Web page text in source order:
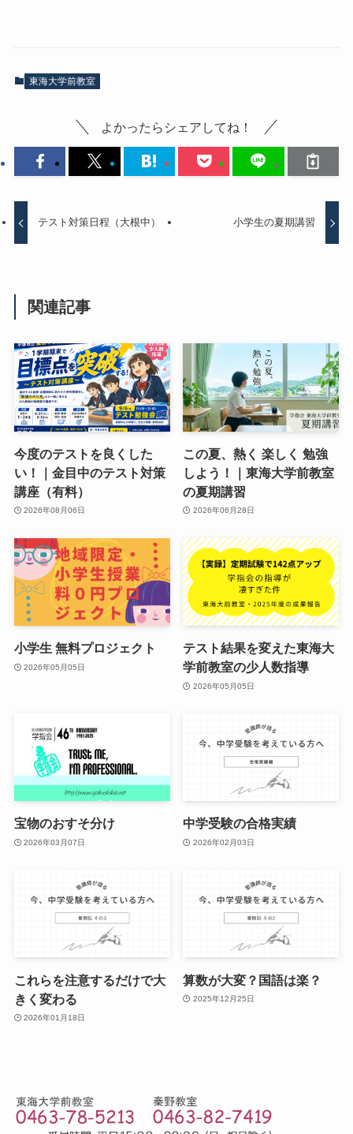
東海大学前教室
よかったらシェアしてね！
テスト対策日程（大根中） 小学生の夏期講習
関連記事
今度のテストを良くした
い！｜金目中のテスト対策
講座（有料）
2026年08月06日
この夏、熱く 楽しく 勉強
しよう！｜東海大学前教室
の夏期講習
2026年06月28日
小学生 無料プロジェクト
2026年05月05日
テスト結果を変えた東海大
学前教室の少人数指導
2026年05月05日
宝物のおすそ分け
2026年03月07日
中学受験の合格実績
2026年02月03日
これらを注意するだけで大
きく変わる
2026年01月18日
算数が大変？国語は楽？
2025年12月25日